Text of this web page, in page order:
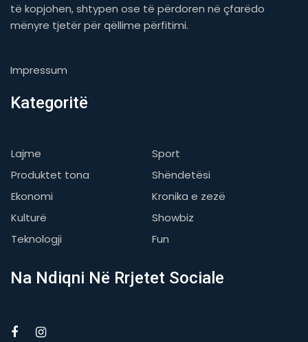
të kopjohen, shtypen ose të përdoren në çfarëdo
mënyre tjetër për qëllime përfitimi.
Impressum
Kategoritë
Lajme
Sport
Produktet tona
Shëndetësi
Ekonomi
Kronika e zezë
Kulturë
Showbiz
Teknologji
Fun
Na Ndiqni Në Rrjetet Sociale